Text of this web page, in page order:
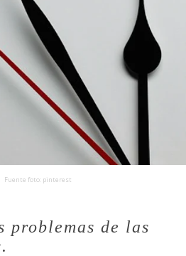
Fuente foto: pinterest
problemas de las